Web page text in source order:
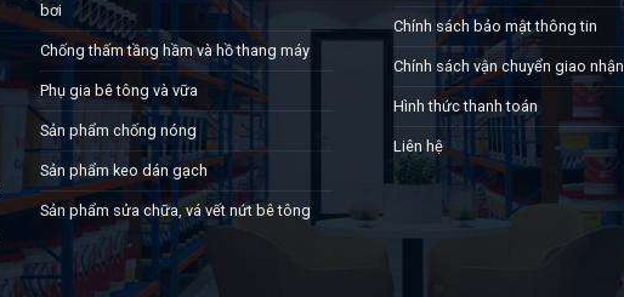
bơi
Chống thấm tầng hầm và hồ thang máy
Phụ gia bê tông và vữa
Sản phẩm chống nóng
Sản phẩm keo dán gạch
Sản phẩm sửa chữa, vá vết nứt bê tông
Chính sách bảo mật thông tin
Chính sách vận chuyển giao nhận
Hình thức thanh toán
Liên hệ